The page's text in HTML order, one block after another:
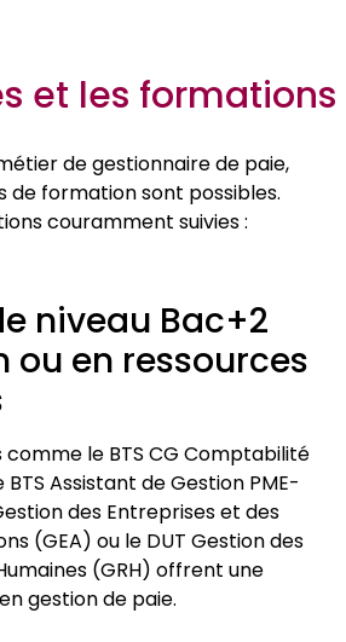
et les formations
de gestionnaire de paie,
de formation sont possibles.
couramment suivies :
niveau Bac+2
ou en ressources
comme le BTS CG Comptabilité
Assistant de Gestion PME-
des Entreprises et des
(GEA) ou le DUT Gestion des
(GRH) offrent une
gestion de paie.